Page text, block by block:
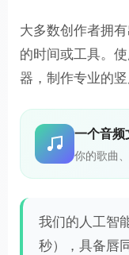
大多数创作者拥
的时间或工具。
器，制作专业的竖
一个音频
你的歌曲
我们的人工智
秒），具备唇